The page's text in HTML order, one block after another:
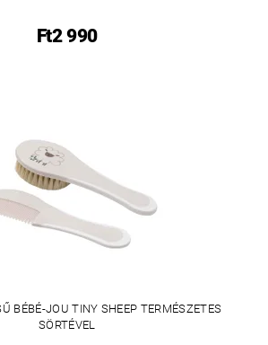
Ft2 990
BÉBÉ-JOU TINY SHEEP TERMÉSZETES
SÖRTÉVEL